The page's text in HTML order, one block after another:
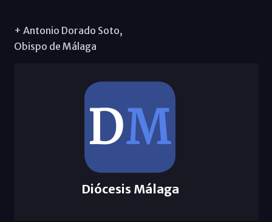
+ Antonio Dorado Soto,
Obispo de Málaga
Diócesis Málaga